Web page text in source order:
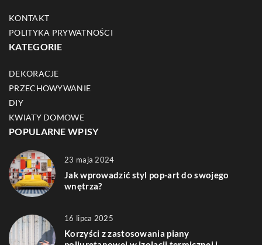
KONTAKT
POLITYKA PRYWATNOŚCI
KATEGORIE
DEKORACJE
PRZECHOWYWANIE
DIY
KWIATY DOMOWE
POPULARNE WPISY
23 maja 2024
Jak wprowadzić styl pop-art do swojego
wnętrza?
16 lipca 2025
Korzyści z zastosowania piany